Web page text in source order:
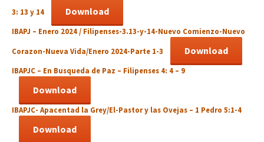
3: 13 y 14 Download
IBAPJ – Enero 2024 / Filipenses-3.13-y-14-Nuevo Comienzo-Nuevo
Corazon-Nueva Vida/Enero 2024-Parte 1-3 Download
IBAPJC – En Busqueda de Paz – Filipenses 4: 4 – 9
Download
IBAPJC- Apacentad la Grey/El-Pastor y las Ovejas – 1 Pedro 5:1-4
Download